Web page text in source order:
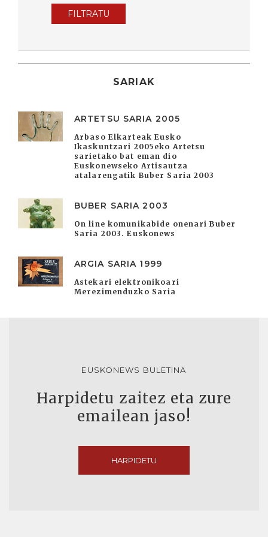
FILTRATU
SARIAK
ARTETSU SARIA 2005
Arbaso Elkarteak Eusko
Ikaskuntzari 2005eko Artetsu
sarietako bat eman dio
Euskonewseko Artisautza
atalarengatik Buber Saria 2003
BUBER SARIA 2003
On line komunikabide onenari Buber
Saria 2003. Euskonews
ARGIA SARIA 1999
Astekari elektronikoari
Merezimenduzko Saria
EUSKONEWS BULETINA
Harpidetu zaitez eta zure
emailean jaso!
HARPIDETU